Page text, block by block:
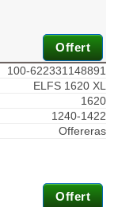
Offert
100-622331148891
ELFS 1620 XL
1620
1240-1422
Offereras
Offert